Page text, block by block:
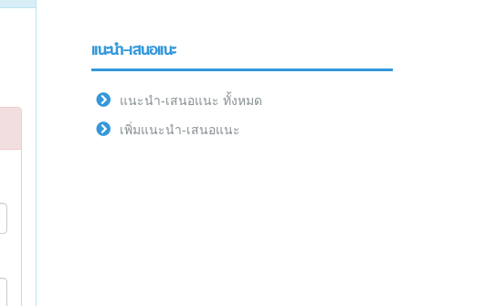
แนะนำ-เสนอแนะ
แนะนำ-เสนอแนะ ทั้งหมด
เพิ่มแนะนำ-เสนอแนะ